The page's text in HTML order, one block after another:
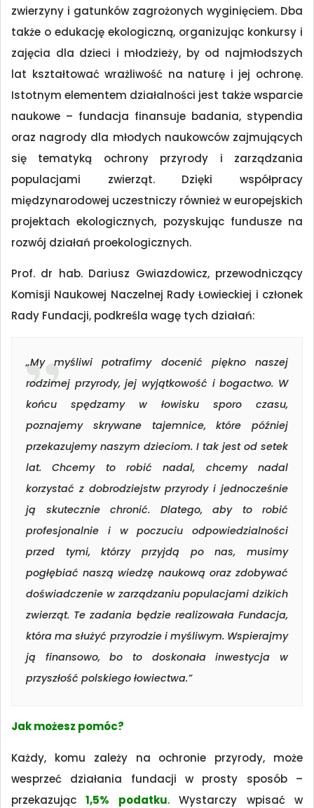
zwierzyny i gatunków zagrożonych wyginięciem. Dba
także o edukację ekologiczną, organizując konkursy i
zajęcia dla dzieci i młodzieży, by od najmłodszych
lat kształtować wrażliwość na naturę i jej ochronę.
Istotnym elementem działalności jest także wsparcie
naukowe – fundacja finansuje badania, stypendia
oraz nagrody dla młodych naukowców zajmujących
się tematyką ochrony przyrody i zarządzania
populacjami zwierząt. Dzięki współpracy
międzynarodowej uczestniczy również w europejskich
projektach ekologicznych, pozyskując fundusze na
rozwój działań proekologicznych.
Prof. dr hab. Dariusz Gwiazdowicz, przewodniczący
Komisji Naukowej Naczelnej Rady Łowieckiej i członek
Rady Fundacji, podkreśla wagę tych działań:
„My myśliwi potrafimy docenić piękno naszej
rodzimej przyrody, jej wyjątkowość i bogactwo. W
końcu spędzamy w łowisku sporo czasu,
poznajemy skrywane tajemnice, które później
przekazujemy naszym dzieciom. I tak jest od setek
lat. Chcemy to robić nadal, chcemy nadal
korzystać z dobrodziejstw przyrody i jednocześnie
ją skutecznie chronić. Dlatego, aby to robić
profesjonalnie i w poczuciu odpowiedzialności
przed tymi, którzy przyjdą po nas, musimy
pogłębiać naszą wiedzę naukową oraz zdobywać
doświadczenie w zarządzaniu populacjami dzikich
zwierząt. Te zadania będzie realizowała Fundacja,
która ma służyć przyrodzie i myśliwym. Wspierajmy
ją finansowo, bo to doskonała inwestycja w
przyszłość polskiego łowiectwa.”
Jak możesz pomóc?
Każdy, komu zależy na ochronie przyrody, może
wesprzeć działania fundacji w prosty sposób –
przekazując1,5% podatku. Wystarczy wpisać w